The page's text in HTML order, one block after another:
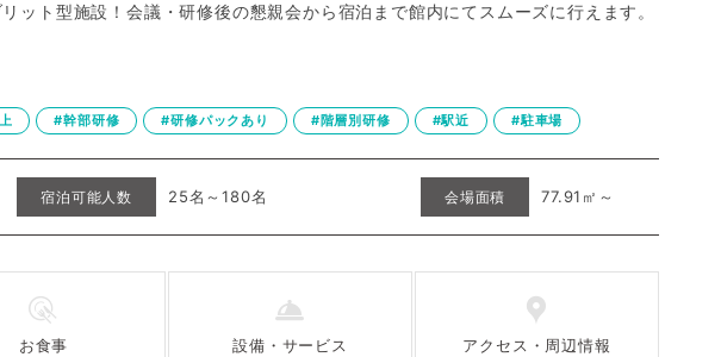
ト型施設！会議・研修後の懇親会から宿泊まで館内にてスムーズに行えます。
#幹部研修 #研修パックあり #階層別研修 #駅近 #駐車場
宿泊可能人数 25名～180名 会場面積 77.91㎡～
お食事 設備 ・ サービス アクセス ・ 周辺情報